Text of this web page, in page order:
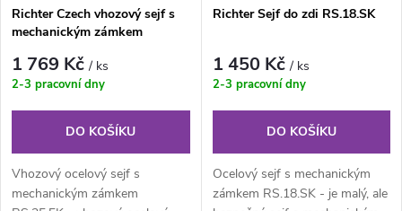
Richter Czech vhozový sejf s
mechanickým zámkem
1 769 Kč/ ks
2-3 pracovní dny
DO KOŠÍKU
Vhozový ocelový sejf s
mechanickým zámkem
Richter Sejf do zdi RS.18.SK
1 450 Kč/ ks
2-3 pracovní dny
DO KOŠÍKU
Ocelový sejf s mechanickým
zámkem RS.18.SK - je malý, ale